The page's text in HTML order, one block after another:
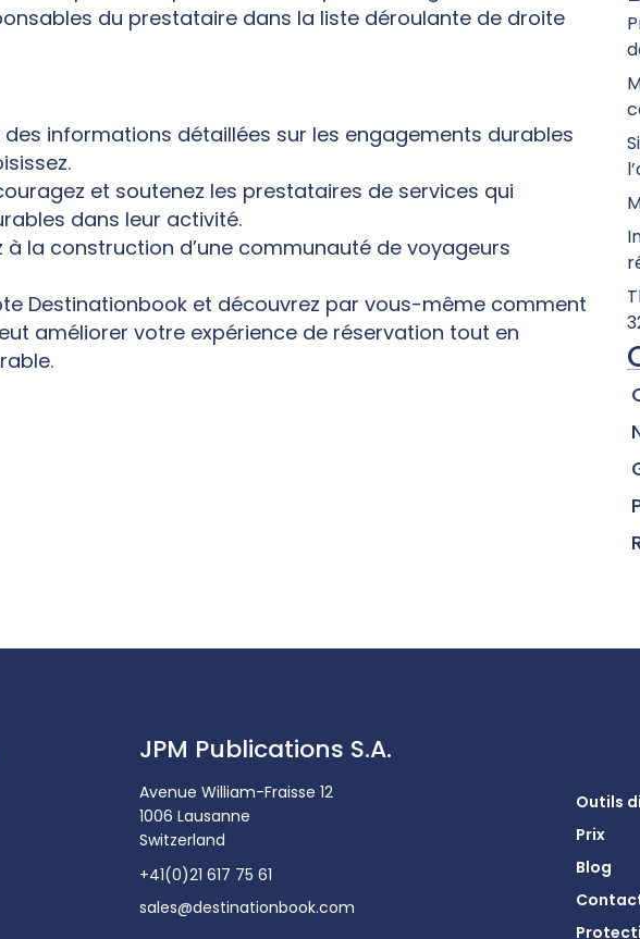
du prestataire dans la liste déroulante de droite
informations détaillées sur les engagements durables
et soutenez les prestataires de services qui
dans leur activité.
la construction d’une communauté de voyageurs
Destinationbook et découvrez par vous-même comment
améliorer votre expérience de réservation tout en
JPM Publications S.A.
Avenue William-Fraisse 12
1006 Lausanne
Switzerland
+41(0)21 617 75 61
sales@destinationbook.com
Outils
Prix
Blog